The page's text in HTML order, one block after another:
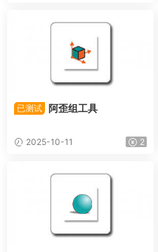
已测试 阿歪组工具
2025-10-11 2